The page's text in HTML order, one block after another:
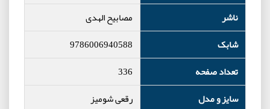
ناشر
مصابیح الهدی
شابک
9786006940588
تعداد صفحه
336
سایز و مدل
رقعی شومیز